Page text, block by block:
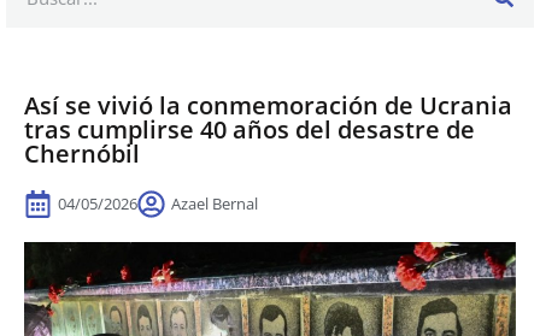
Así se vivió la conmemoración de Ucrania
tras cumplirse 40 años del desastre de
Chernóbil
04/05/2026 Azael Bernal